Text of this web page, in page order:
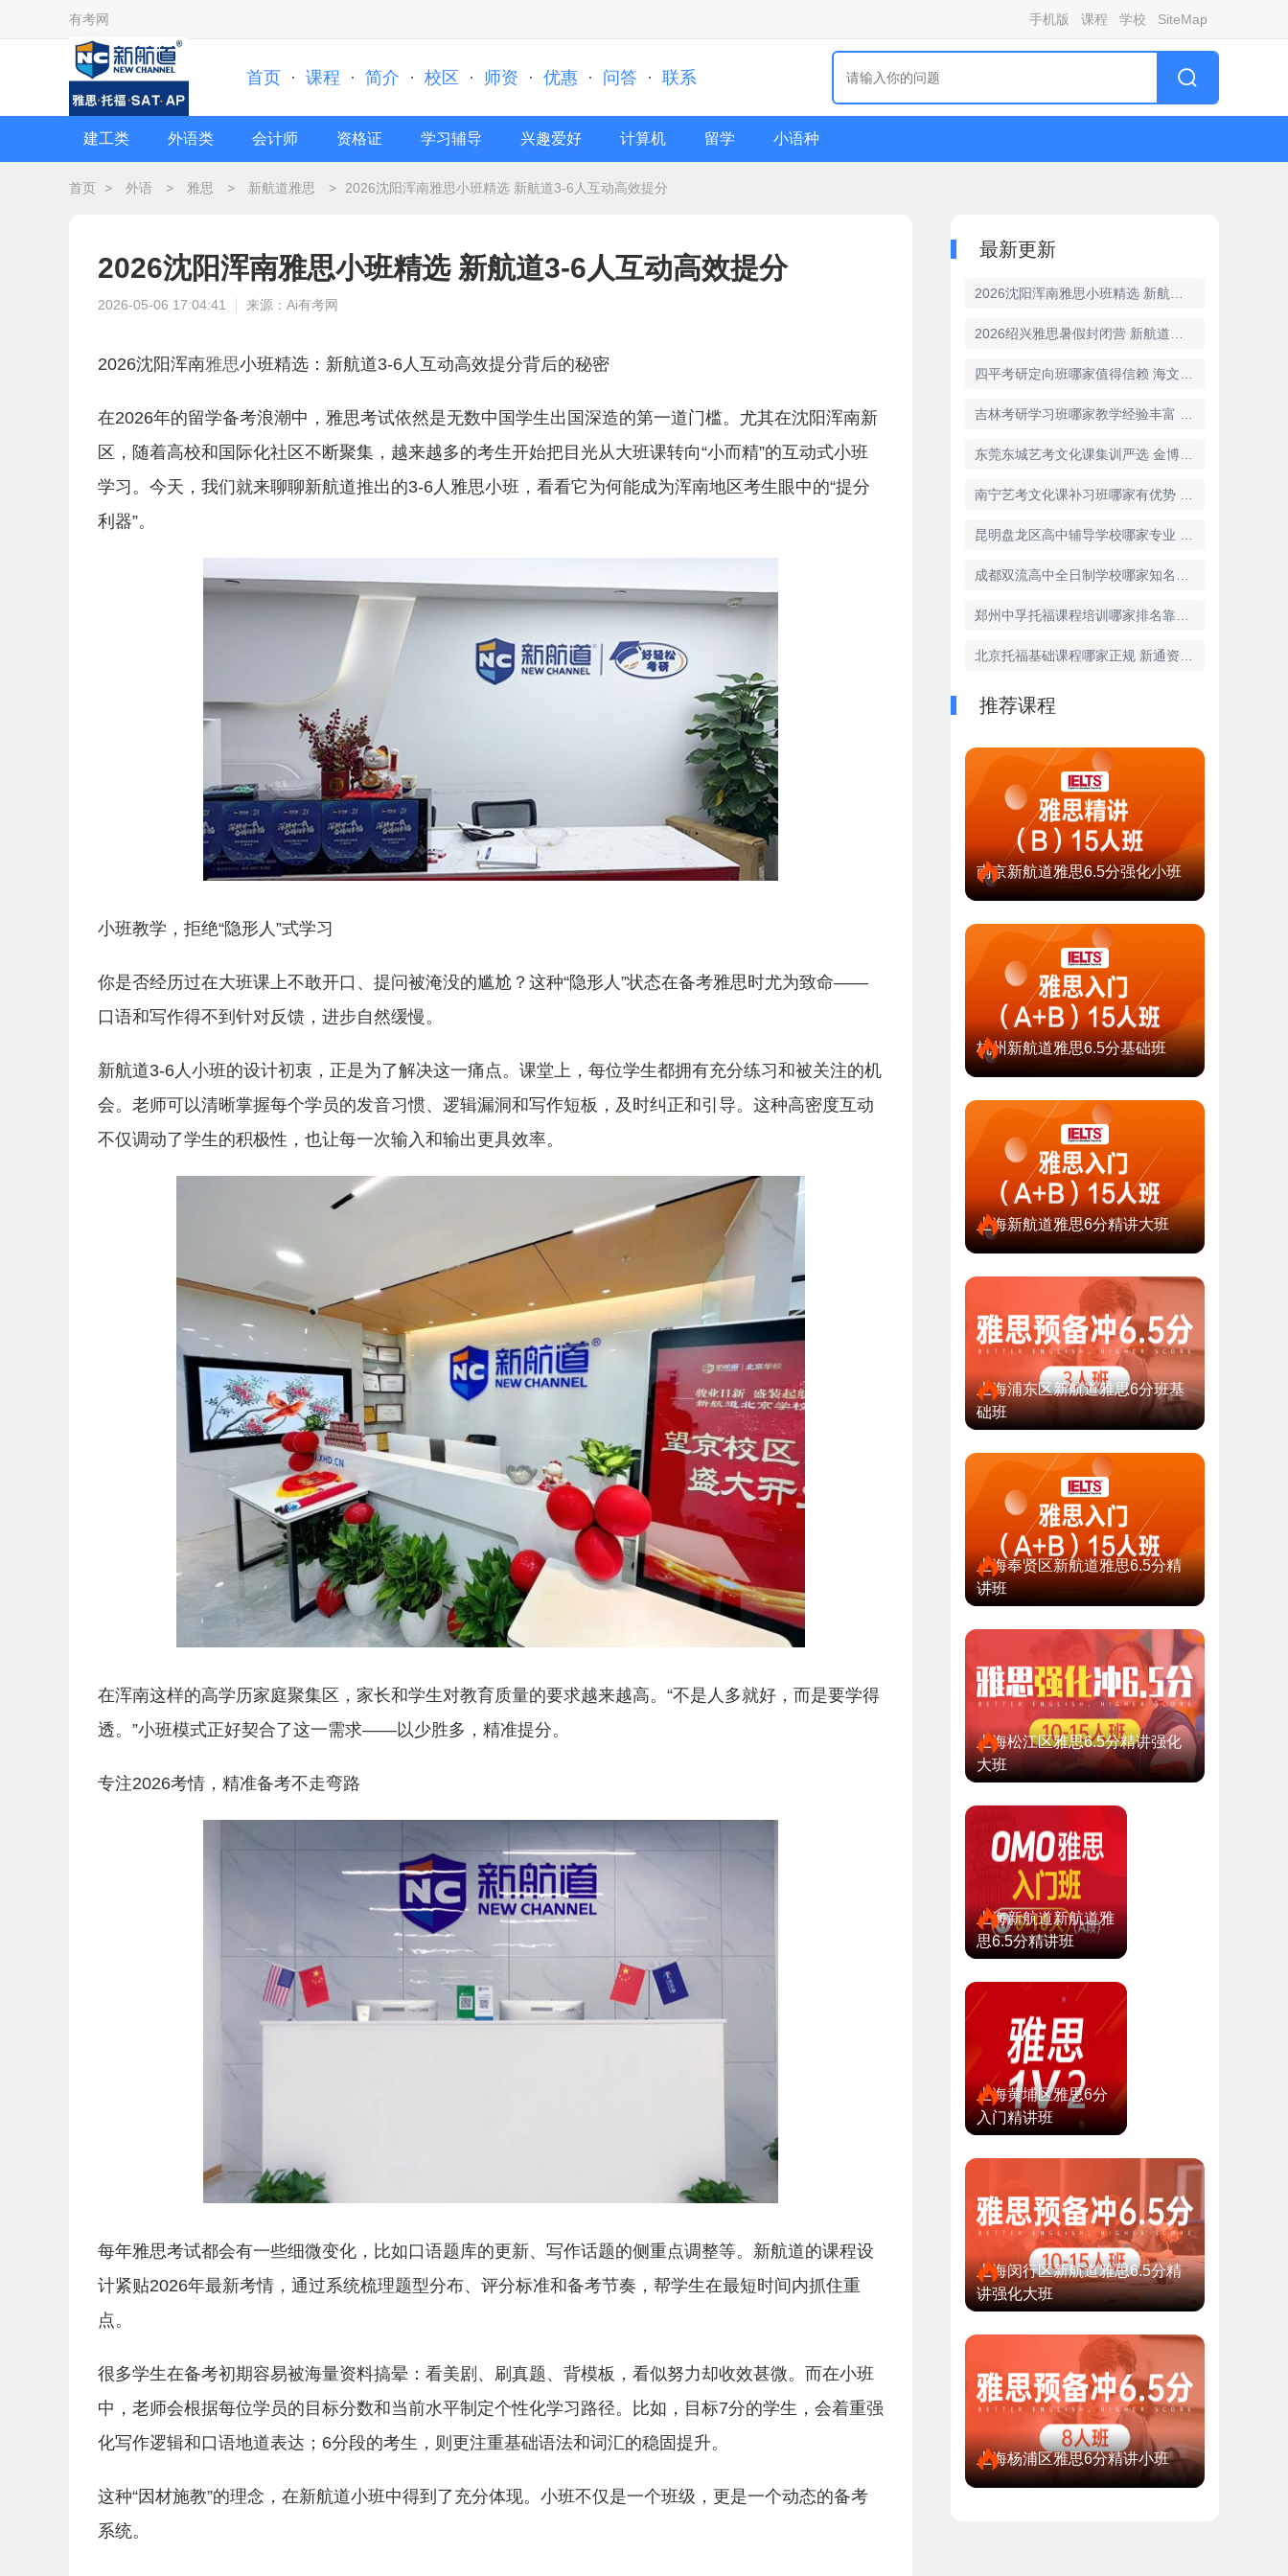
有考网 手机版 课程 学校 SiteMap
首页 · 课程 · 简介 · 校区 · 师资 · 优惠 · 问答 · 联系
建工类 外语类 会计师 资格证 学习辅导 兴趣爱好 计算机 留学 小语种
首页 > 外语 > 雅思 > 新航道雅思 > 2026沈阳浑南雅思小班精选 新航道3-6人互动高效提分
2026沈阳浑南雅思小班精选 新航道3-6人互动高效提分
2026-05-06 17:04:41 来源：Ai有考网
2026沈阳浑南雅思小班精选：新航道3-6人互动高效提分背后的秘密
在2026年的留学备考浪潮中，雅思考试依然是无数中国学生出国深造的第一道门槛。尤其在沈阳浑南新
区，随着高校和国际化社区不断聚集，越来越多的考生开始把目光从大班课转向“小而精”的互动式小班
学习。今天，我们就来聊聊新航道推出的3-6人雅思小班，看看它为何能成为浑南地区考生眼中的“提分
利器”。
小班教学，拒绝“隐形人”式学习
你是否经历过在大班课上不敢开口、提问被淹没的尴尬？这种“隐形人”状态在备考雅思时尤为致命——
口语和写作得不到针对反馈，进步自然缓慢。
新航道3-6人小班的设计初衷，正是为了解决这一痛点。课堂上，每位学生都拥有充分练习和被关注的机
会。老师可以清晰掌握每个学员的发音习惯、逻辑漏洞和写作短板，及时纠正和引导。这种高密度互动
不仅调动了学生的积极性，也让每一次输入和输出更具效率。
在浑南这样的高学历家庭聚集区，家长和学生对教育质量的要求越来越高。“不是人多就好，而是要学得
透。”小班模式正好契合了这一需求——以少胜多，精准提分。
专注2026考情，精准备考不走弯路
每年雅思考试都会有一些细微变化，比如口语题库的更新、写作话题的侧重点调整等。新航道的课程设
计紧贴2026年最新考情，通过系统梳理题型分布、评分标准和备考节奏，帮学生在最短时间内抓住重
点。
很多学生在备考初期容易被海量资料搞晕：看美剧、刷真题、背模板，看似努力却收效甚微。而在小班
中，老师会根据每位学员的目标分数和当前水平制定个性化学习路径。比如，目标7分的学生，会着重强
化写作逻辑和口语地道表达；6分段的考生，则更注重基础语法和词汇的稳固提升。
这种“因材施教”的理念，在新航道小班中得到了充分体现。小班不仅是一个班级，更是一个动态的备考
系统。
最新更新
推荐课程
南京新航道雅思6.5分强化小班
杭州新航道雅思6.5分基础班
上海新航道雅思6分精讲大班
上海浦东区新航道雅思6分班基
础班
上海奉贤区新航道雅思6.5分精
讲班
上海松江区雅思6.5分精讲强化
大班
上海新航道新航道雅
思6.5分精讲班
上海黄埔区雅思6分
入门精讲班
上海闵行区新航道雅思6.5分精
讲强化大班
上海杨浦区雅思6分精讲小班